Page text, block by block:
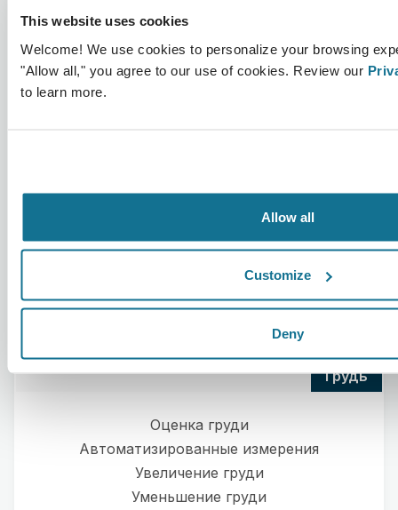
This website uses cookies
Welcome! We use cookies to personalize your browsing
"Allow all," you agree to our use of cookies. Review our
to learn more.
Allow all
Customize
Deny
Пилинг
и больше
грудь
Оценка груди
Автоматизированные измерения
Увеличение груди
Уменьшение груди